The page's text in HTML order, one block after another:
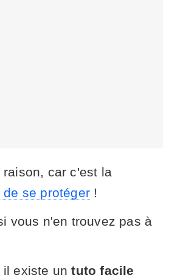
car c'est la
de se protéger !
vous n'en trouvez pas à
il existe untuto facile